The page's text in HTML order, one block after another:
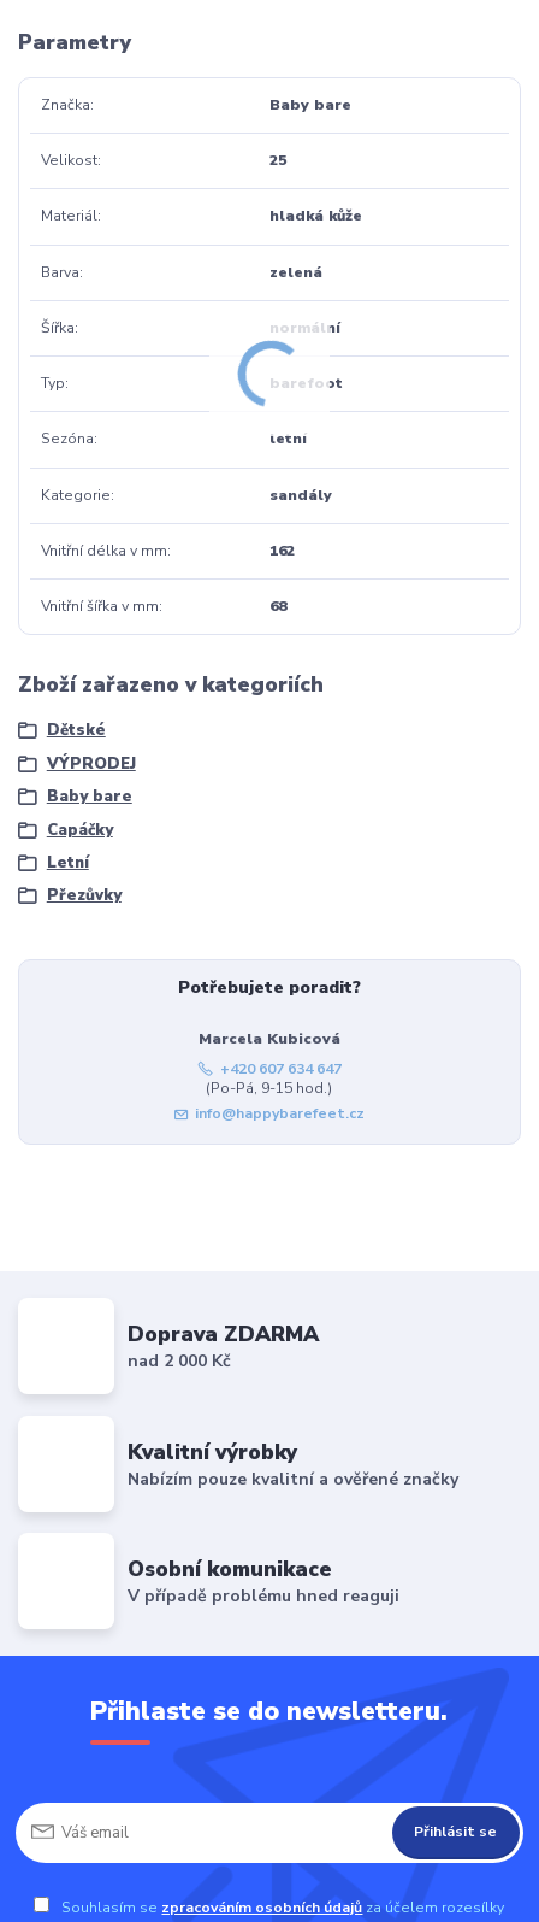
Parametry
Značka Baby bare
Velikost 25
Materiál hladká kůže
Barva zelená
Šířka normální
Typ barefoot
Sezóna letní
Kategorie sandály
Vnitřní délka v mm 162
Vnitřní šířka v mm 68
Zboží zařazeno v kategoriích
Dětské
VÝPRODEJ
Baby bare
Capáčky
Letní
Přezůvky
Potřebujete poradit?
Marcela Kubicová
+420 607 634 647
(Po-Pá, 9-15 hod.)
info@happybarefeet.cz
Doprava ZDARMA
nad 2 000 Kč
Kvalitní výrobky
Nabízím pouze kvalitní a ověřené značky
Osobní komunikace
V případě problému hned reaguji
Přihlaste se do newsletteru.
Přihlásit se
Souhlasím se zpracováním osobních údajů za účelem rozesílky